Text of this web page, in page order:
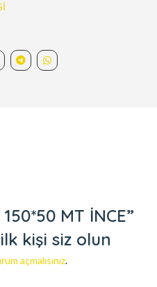
MT İNCE”
kişi siz olun
açmalısınız.